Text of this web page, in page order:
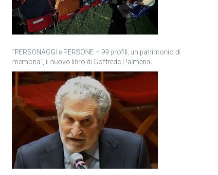
“PERSONAGGI e PERSONE – 99 profili, un patrimonio di
memoria”, il nuovo libro di Goffredo Palmerini